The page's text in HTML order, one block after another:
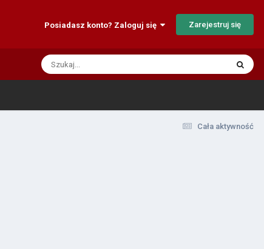
Posiadasz konto? Zaloguj się Zarejestruj się
Cała aktywność